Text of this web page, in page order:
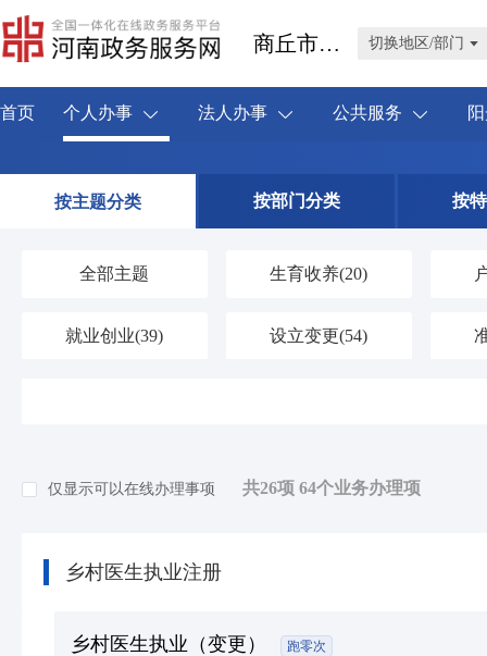
商丘市睢阳区 切换地区/部门
首页 个人办事 法人办事 公共服务
按主题分类 按部门分类 按
全部主题 生育收养(20)
就业创业(39) 设立变更(54)
死亡殡葬(3)
仅显示可以在线办理事项 共26项 64个业务办理项
乡村医生执业注册
乡村医生执业（变更） 跑零次